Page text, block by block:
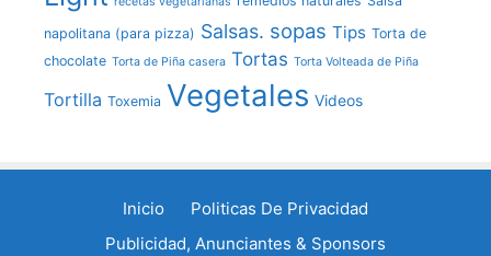
napolitana (para pizza) Salsas. sopas Tips Torta de
chocolate Torta de Piña casera Tortas Torta Volteada de Piña
Tortilla Toxemia Vegetales Videos
Inicio
Politicas De Privacidad
Publicidad, Anunciantes & Sponsors